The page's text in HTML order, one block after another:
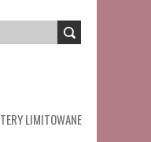
LIMITOWANE